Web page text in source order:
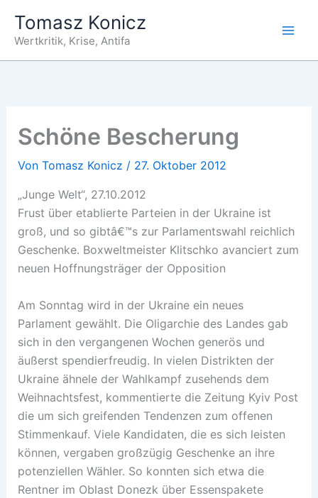
Inhalt
springen
Tomasz Konicz
Wertkritik, Krise, Antifa
Schöne Bescherung
Von Tomasz Konicz / 27. Oktober 2012
„Junge Welt“, 27.10.2012
Frust über etablierte Parteien in der Ukraine ist
groß, und so gibtâ€™s zur Parlamentswahl reichlich
Geschenke. Boxweltmeister Klitschko avanciert zum
neuen Hoffnungsträger der Opposition
Am Sonntag wird in der Ukraine ein neues
Parlament gewählt. Die Oligarchie des Landes gab
sich in den vergangenen Wochen generös und
äußerst spendierfreudig. In vielen Distrikten der
Ukraine ähnele der Wahlkampf zusehends dem
Weihnachtsfest, kommentierte die Zeitung Kyiv Post
die um sich greifenden Tendenzen zum offenen
Stimmenkauf. Viele Kandidaten, die es sich leisten
können, vergaben großzügig Geschenke an ihre
potenziellen Wähler. So konnten sich etwa die
Rentner im Oblast Donezk über Essenspakete